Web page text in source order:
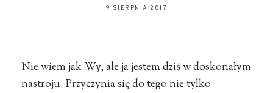
9 SIERPNIA 2017
Nie wiem jak Wy, ale ja jestem dziś w doskonałym
nastroju. Przyczynia się do tego nie tylko